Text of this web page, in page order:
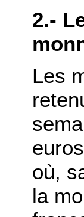
2.-
Les
où,
la